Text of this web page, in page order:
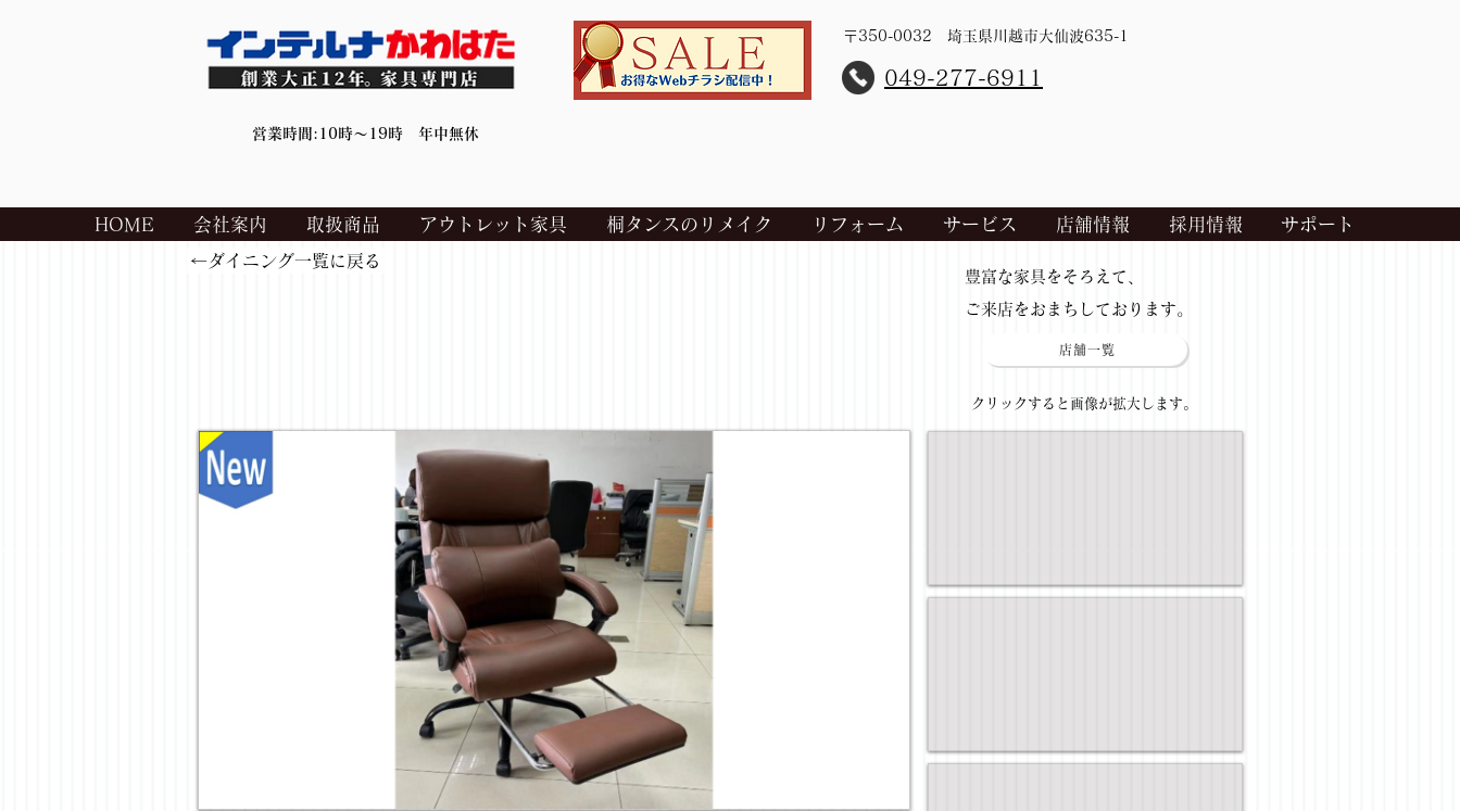
〒350-0032 埼玉県川越市大仙波635-1
​049-277-6911
営業時間:10時～19時 年中無休
HOME 会社案内 取扱商品 アウトレット家具 桐タンスのリメイク リフォーム サービス 店舗情報 採用情報 サポート
←ダイニング一覧に戻る
​豊富な家具をそろえて、
ご来店をおまちしております。
店舗一覧
​クリックすると画像が拡大します。